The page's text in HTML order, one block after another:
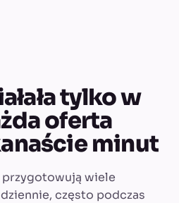
tylko w
oferta
minut
wiele
często podczas